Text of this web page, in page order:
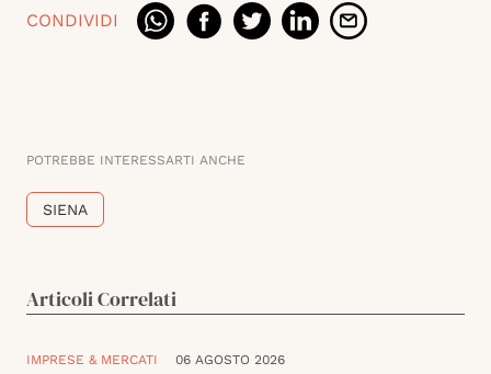
CONDIVIDI
POTREBBE INTERESSARTI ANCHE
SIENA
Articoli Correlati
IMPRESE & MERCATI 06 AGOSTO 2026